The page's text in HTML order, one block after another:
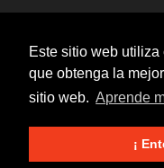
Este sitio web
que obtenga la
sitio web. Aprende
¡
© 2020